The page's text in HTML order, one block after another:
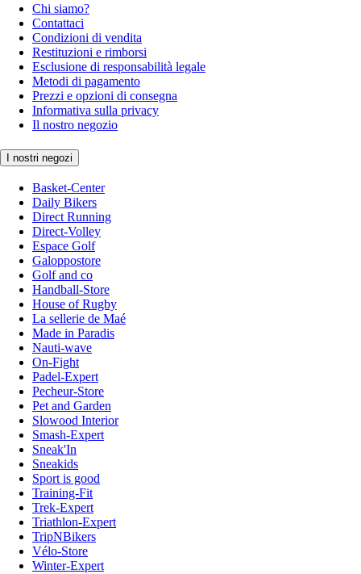
Chi siamo?
Contattaci
Condizioni di vendita
Restituzioni e rimborsi
Esclusione di responsabilità legale
Metodi di pagamento
Prezzi e opzioni di consegna
Informativa sulla privacy
Il nostro negozio
I nostri negozi
Basket-Center
Daily Bikers
Direct Running
Direct-Volley
Espace Golf
Galoppostore
Golf and co
Handball-Store
House of Rugby
La sellerie de Maé
Made in Paradis
Nauti-wave
On-Fight
Padel-Expert
Pecheur-Store
Pet and Garden
Slowood Interior
Smash-Expert
Sneak'In
Sneakids
Sport is good
Training-Fit
Trek-Expert
Triathlon-Expert
TripNBikers
Vélo-Store
Winter-Expert